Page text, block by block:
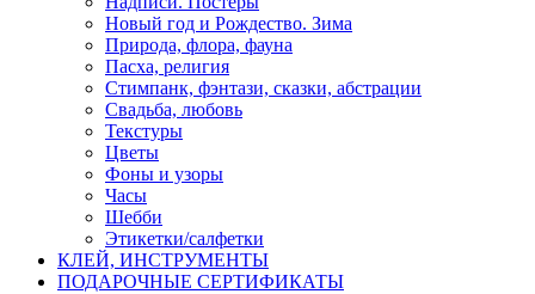
Новый год и Рождество. Зима
Природа, флора, фауна
Пасха, религия
Стимпанк, фэнтази, сказки, абстрации
Свадьба, любовь
Текстуры
Цветы
Фоны и узоры
Часы
Шебби
Этикетки/салфетки
КЛЕЙ, ИНСТРУМЕНТЫ
ПОДАРОЧНЫЕ СЕРТИФИКАТЫ